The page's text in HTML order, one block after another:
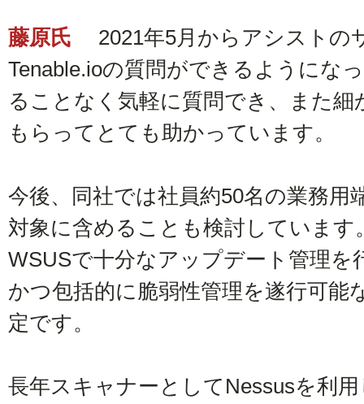
藤原氏
2021年5月からアシストの
Tenable.ioの質問ができるようにな
ることなく気軽に質問でき、また
もらってとても助かっています。
今後、同社では社員約50名の業務用
対象に含めることも検討していま
WSUSで十分なアップデート管理
かつ包括的に脆弱性管理を遂行可能
定です。
長年スキャナーとしてNessusを利